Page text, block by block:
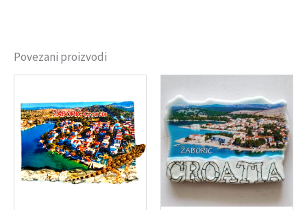
Povezani proizvodi